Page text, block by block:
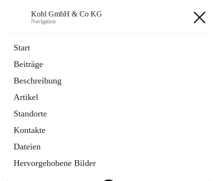
Kohl GmbH & Co KG
Navigation
Start
Beiträge
Beschreibung
Artikel
Standorte
Kontakte
Dateien
Hervorgehobene Bilder
2 Schnellzugriffe
FAQ
Artikel
öffnet
in
neuem
Tab